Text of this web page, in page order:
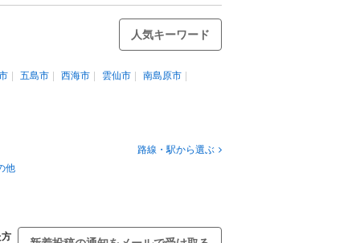
人気キーワード
五島市 西海市 雲仙市 南島原市
路線・駅から選ぶ
他